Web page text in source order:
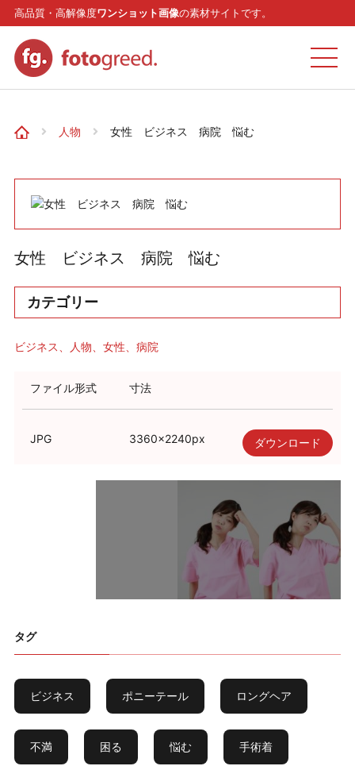
高品質・高解像度ワンショット画像の素材サイトです。
リクエスト
お問い合わせ
人物 女性 ビジネス 病院 悩む
女性 ビジネス 病院 悩む
カテゴリー
ビジネス 人物 女性 病院
ファイル形式 寸法
JPG 3360×2240px ダウンロード
タグ
ビジネス ポニーテール ロングヘア
不満 困る 悩む 手術着